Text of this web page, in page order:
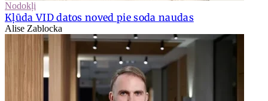
Nodokļi
Kļūda VID datos noved pie soda naudas
Alise Zablocka